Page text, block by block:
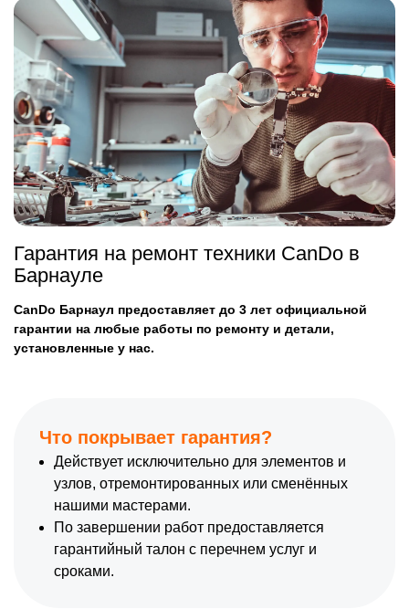
Гарантия на ремонт техники CanDo в
Барнауле
CanDo Барнаул предоставляет до 3 лет официальной
гарантии на любые работы по ремонту и детали,
установленные у нас.
Что покрывает гарантия?
Действует исключительно для элементов и
узлов, отремонтированных или сменённых
нашими мастерами.
По завершении работ предоставляется
гарантийный талон с перечнем услуг и
сроками.